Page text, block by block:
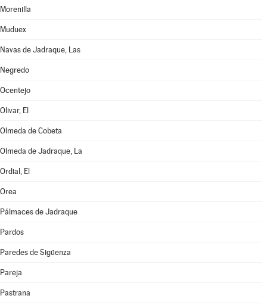
Morenilla
Muduex
Navas de Jadraque, Las
Negredo
Ocentejo
Olivar, El
Olmeda de Cobeta
Olmeda de Jadraque, La
Ordial, El
Orea
Pálmaces de Jadraque
Pardos
Paredes de Sigüenza
Pareja
Pastrana